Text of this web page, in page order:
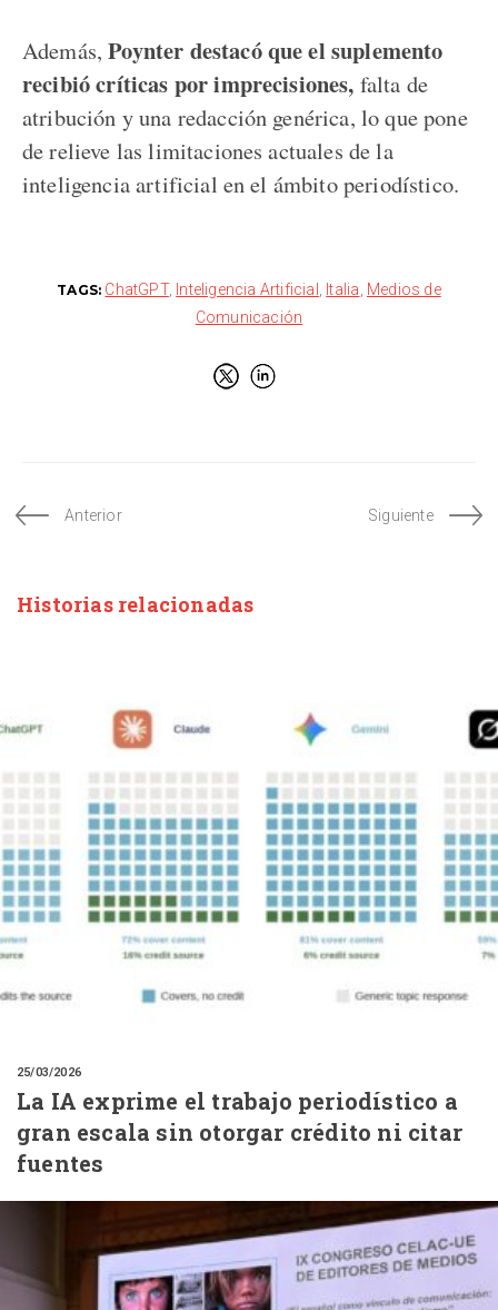
Además,Poynter destacó que el suplemento
recibió críticas por imprecisiones, falta de
atribución y una redacción genérica, lo que pone
de relieve las limitaciones actuales de la
inteligencia artificial en el ámbito periodístico.
TAGS: ChatGPT, Inteligencia Artificial Italia Medios de
Comunicación
Anterior Siguiente
Historias relacionadas
25/03/2026
La IA exprime el trabajo periodístico a
gran escala sin otorgar crédito ni citar
fuentes